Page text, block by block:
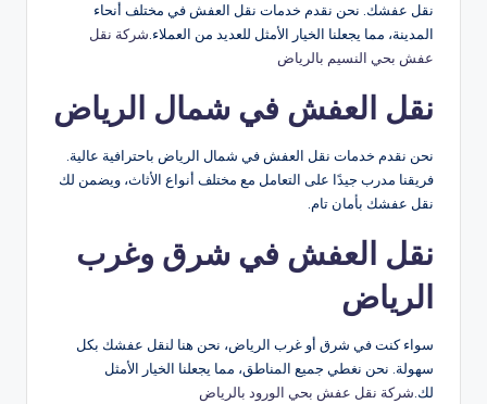
نقل عفشك. نحن نقدم خدمات نقل العفش في مختلف أنحاء
المدينة، مما يجعلنا الخيار الأمثل للعديد من العملاء.شركة نقل
عفش بحي النسيم بالرياض
نقل العفش في شمال الرياض
نحن نقدم خدمات نقل العفش في شمال الرياض باحترافية عالية.
فريقنا مدرب جيدًا على التعامل مع مختلف أنواع الأثاث، ويضمن لك
نقل عفشك بأمان تام.
نقل العفش في شرق وغرب
الرياض
سواء كنت في شرق أو غرب الرياض، نحن هنا لنقل عفشك بكل
سهولة. نحن نغطي جميع المناطق، مما يجعلنا الخيار الأمثل
لك.شركة نقل عفش بحي الورود بالرياض